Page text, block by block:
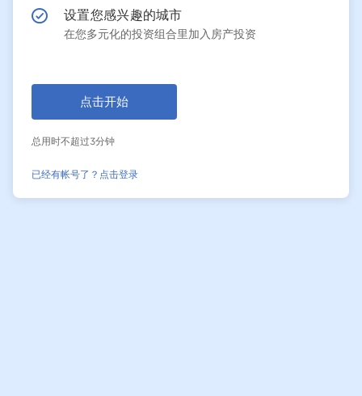
设置您感兴趣的城市
在您多元化的投资组合里加入房产投资
点击开始
总用时不超过3分钟
已经有帐号了？点击登录